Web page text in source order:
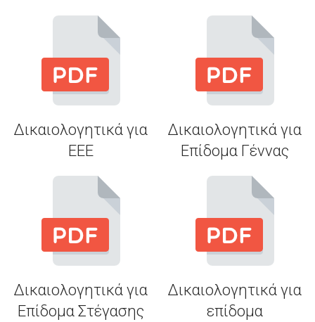
Δικαιολογητικά για
EEE
Δικαιολογητικά για
Eπίδομα Γέννας
Δικαιολογητικά για
Eπίδομα Στέγασης
Δικαιολογητικά για
επίδομα